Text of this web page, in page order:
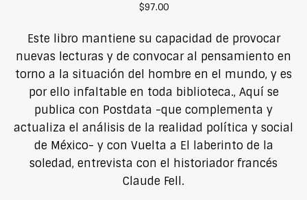
$97.00
Este libro mantiene su capacidad de provocar
nuevas lecturas y de convocar al pensamiento en
torno a la situación del hombre en el mundo, y es
por ello infaltable en toda biblioteca., Aquí se
publica con Postdata -que complementa y
actualiza el análisis de la realidad política y social
de México- y con Vuelta a El laberinto de la
soledad, entrevista con el historiador francés
Claude Fell.